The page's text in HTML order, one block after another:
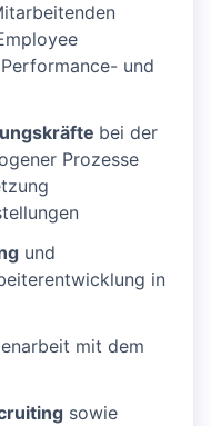
und
bei der
Prozesse
und
in
mit dem
sowie